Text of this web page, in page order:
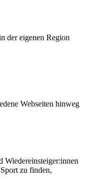
der eigenen Region
Webseiten hinweg
Wiedereinsteiger:innen
zu finden,